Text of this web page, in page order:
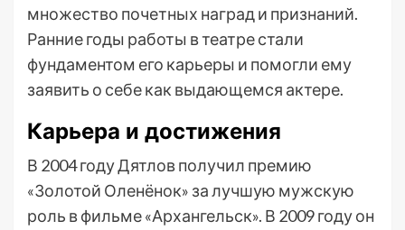
множество почетных наград и признаний.
Ранние годы работы в театре стали
фундаментом его карьеры и помогли ему
заявить о себе как выдающемся актере.
Карьера и достижения
В 2004 году Дятлов получил премию
«Золотой Оленёнок» за лучшую мужскую
роль в фильме «Архангельск». В 2009 году он